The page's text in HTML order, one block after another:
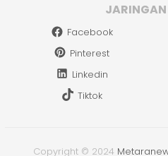
Facebook
Pinterest
Linkedin
Tiktok
Copyright © 2024